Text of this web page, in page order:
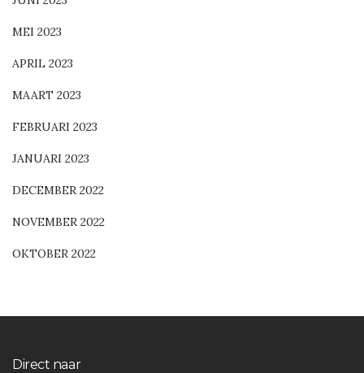
MEI 2023
APRIL 2023
MAART 2023
FEBRUARI 2023
JANUARI 2023
DECEMBER 2022
NOVEMBER 2022
OKTOBER 2022
Direct naar